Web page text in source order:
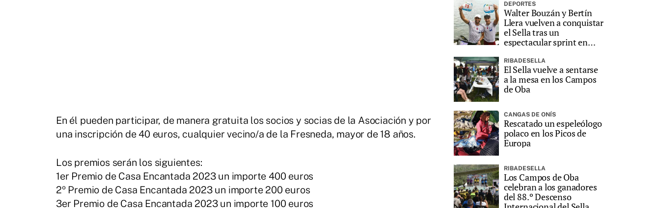
En él pueden participar, de manera gratuita los socios y socias de la Asociación y por
una inscripción de 40 euros, cualquier vecino/a de la Fresneda, mayor de 18 años.
Los premios serán los siguientes:
1er Premio de Casa Encantada 2023 un importe 400 euros
2º Premio de Casa Encantada 2023 un importe 200 euros
3er Premio de Casa Encantada 2023 un importe 100 euros
DEPORTES
Walter Bouzán y Bertín
Llera vuelven a conquistar
el Sella tras un
espectacular sprint en
RIBADESELLA
El Sella vuelve a sentarse
a la mesa en los Campos
de Oba
CANGAS DE ONÍS
Rescatado un espeleólogo
polaco en los Picos de
Europa
RIBADESELLA
Los Campos de Oba
celebran a los ganadores
del 88.º Descenso